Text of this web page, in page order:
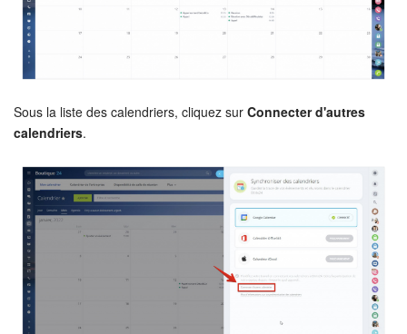
Sites
Boutique en ligne
Messagerie web
CRM
Réservation en ligne
CoPilot - IA dans Bitrix24
Signature électronique
Sous la liste des calendriers, cliquez sur Connecter d'autres
calendriers.